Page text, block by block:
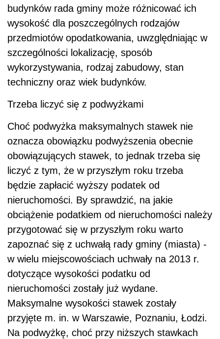
budynków rada gminy może różnicować ich
wysokość dla poszczególnych rodzajów
przedmiotów opodatkowania, uwzględniając w
szczególności lokalizację, sposób
wykorzystywania, rodzaj zabudowy, stan
techniczny oraz wiek budynków.
Trzeba liczyć się z podwyżkami
Choć podwyżka maksymalnych stawek nie
oznacza obowiązku podwyższenia obecnie
obowiązujących stawek, to jednak trzeba się
liczyć z tym, że w przyszłym roku trzeba
będzie zapłacić wyższy podatek od
nieruchomości. By sprawdzić, na jakie
obciążenie podatkiem od nieruchomości należy
przygotować się w przyszłym roku warto
zapoznać się z uchwałą rady gminy (miasta) -
w wielu miejscowościach uchwały na 2013 r.
dotyczące wysokości podatku od
nieruchomości zostały już wydane.
Maksymalne wysokości stawek zostały
przyjęte m. in. w Warszawie, Poznaniu, Łodzi.
Na podwyżkę, choć przy niższych stawkach